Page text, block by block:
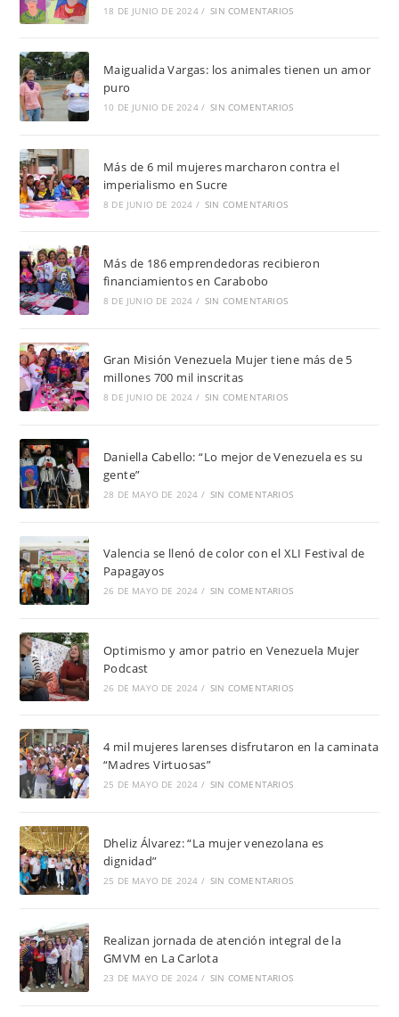
18 DE JUNIO DE 2024 / SIN COMENTARIOS
Maigualida Vargas: los animales tienen un amor
puro
10 DE JUNIO DE 2024 / SIN COMENTARIOS
Más de 6 mil mujeres marcharon contra el
imperialismo en Sucre
8 DE JUNIO DE 2024 / SIN COMENTARIOS
Más de 186 emprendedoras recibieron
financiamientos en Carabobo
8 DE JUNIO DE 2024 / SIN COMENTARIOS
Gran Misión Venezuela Mujer tiene más de 5
millones 700 mil inscritas
8 DE JUNIO DE 2024 / SIN COMENTARIOS
Daniella Cabello: “Lo mejor de Venezuela es su
gente”
28 DE MAYO DE 2024 / SIN COMENTARIOS
Valencia se llenó de color con el XLI Festival de
Papagayos
26 DE MAYO DE 2024 / SIN COMENTARIOS
Optimismo y amor patrio en Venezuela Mujer
Podcast
26 DE MAYO DE 2024 / SIN COMENTARIOS
4 mil mujeres larenses disfrutaron en la caminata
“Madres Virtuosas”
25 DE MAYO DE 2024 / SIN COMENTARIOS
Dheliz Álvarez: “La mujer venezolana es
dignidad”
25 DE MAYO DE 2024 / SIN COMENTARIOS
Realizan jornada de atención integral de la
GMVM en La Carlota
23 DE MAYO DE 2024 / SIN COMENTARIOS